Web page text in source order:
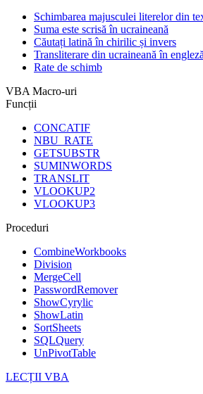
Schimbarea majusculei literelor din
Suma este scrisă în ucraineană
Căutați latină în chirilic și invers
Transliterare din ucraineană în engleză
Rate de schimb
VBA Macro-uri
Funcții
CONCATIF
NBU_RATE
GETSUBSTR
SUMINWORDS
TRANSLIT
VLOOKUP2
VLOOKUP3
Proceduri
CombineWorkbooks
Division
MergeCell
PasswordRemover
ShowCyrylic
ShowLatin
SortSheets
SQLQuery
UnPivotTable
LECȚII VBA